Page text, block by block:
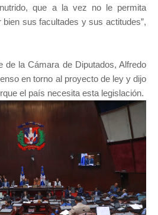
que a la vez no le permita
sus facultades y sus actitudes”,
de la Cámara de Diputados, Alfredo
en torno al proyecto de ley y dijo
el país necesita esta legislación.